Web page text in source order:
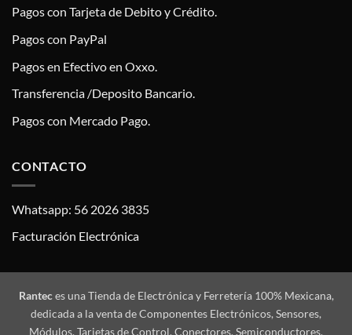
Pagos con Tarjeta de Debito y Crédito.
Pagos con PayPal
Pagos en Efectivo en Oxxo.
Transferencia /Deposito Bancario.
Pagos con Mercado Pago.
CONTACTO
Whatsapp: 56 2026 3835
Facturación Electrónica
Ranteces una Tienda de Electrónica y Ferretería 100% Mexicana,
dedicada a la venta de Componentes Electrónicos, Sensores,
Módulos, Tarjetas de Control, Conectores, Semiconductores,